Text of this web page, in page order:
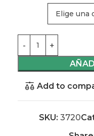
Add to
SKU: 3720